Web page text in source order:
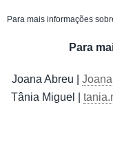
Para mais informações
Para
Joana Abreu |
Tânia Miguel |